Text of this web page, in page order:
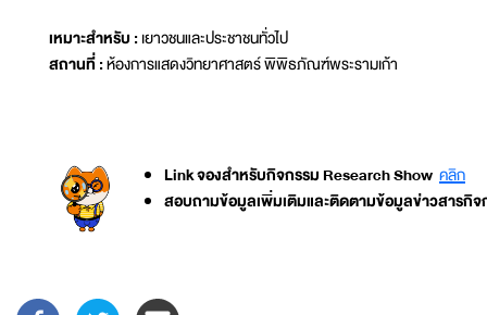
เหมาะสำหรับ :เยาวชนและประชาชนทั่วไป
สถานที่ :ห้องการแสดงวิทยาศาสตร์ พิพิธภัณฑ์พระรามเก้า
Link จองสำหรับกิจกรรม Research Show คลิก
สอบถามข้อมูลเพิ่มเติมและติดตามข้อมูลข่าวสารกิ